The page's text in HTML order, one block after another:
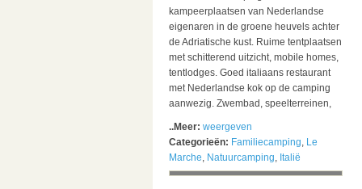
kampeerplaatsen van Nederlandse
eigenaren in de groene heuvels achter
de Adriatische kust. Ruime tentplaatsen
met schitterend uitzicht, mobile homes,
tentlodges. Goed italiaans restaurant
met Nederlandse kok op de camping
aanwezig. Zwembad, speelterreinen,
..Meer: weergeven
Categorieën: Familiecamping, Le
Marche, Natuurcamping, Italië